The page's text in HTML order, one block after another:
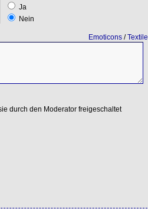
Ja
Nein
Emoticons/Textile
durch den Moderator freigeschaltet